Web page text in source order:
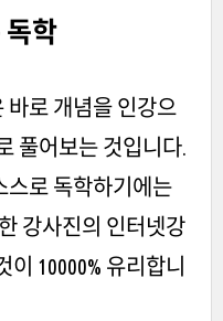
독학
바로 개념을 인강으
풀어보는 것입니다.
스로 독학하기에는
강사진의 인터넷강
10000% 유리합니